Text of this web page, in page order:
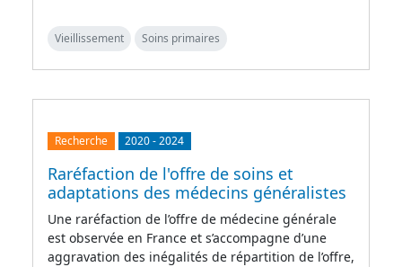
Vieillissement Soins primaires
Recherche 2020-2024
Raréfaction de l'offre de soins et
adaptations des médecins généralistes
Une raréfaction de l’offre de médecine générale
est observée en France et s’accompagne d’une
aggravation des inégalités de répartition de l’offre,